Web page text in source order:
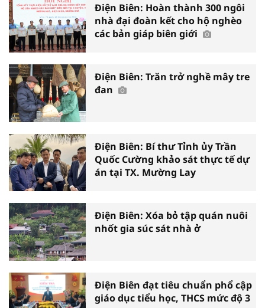
Điện Biên: Hoàn thành 300 ngôi
nhà đại đoàn kết cho hộ nghèo
các bản giáp biên giới
Điện Biên: Trăn trở nghề mây tre
đan
Điện Biên: Bí thư Tỉnh ủy Trần
Quốc Cường khảo sát thực tế dự
án tại TX. Mường Lay
Điện Biên: Xóa bỏ tập quán nuôi
nhốt gia súc sát nhà ở
Điện Biên đạt tiêu chuẩn phổ cập
giáo dục tiểu học, THCS mức độ 3